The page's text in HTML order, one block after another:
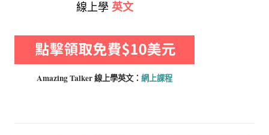
線上學 英文
Amazing Talker 線上學英文： 網上課程